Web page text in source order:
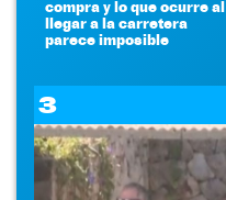
compra y lo que ocurre al
llegar a la carretera
parece imposible
3